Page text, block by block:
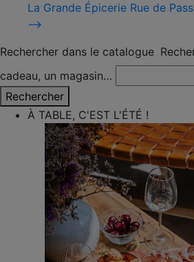
La Grande Épicerie Rue de
⟶
Rechercher dans le catalogue
cadeau, un magasin…
Rechercher
À TABLE, C'EST L'ÉTÉ !